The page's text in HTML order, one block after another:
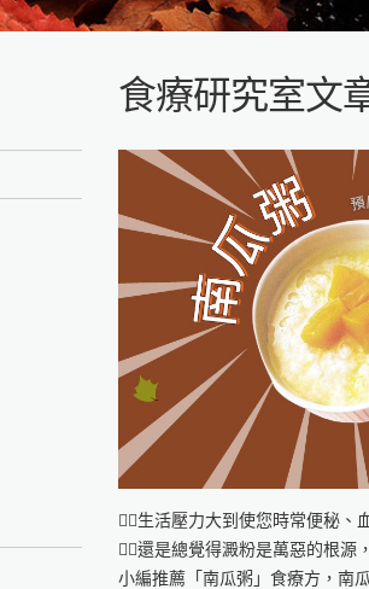
食療研究室文
🤦‍♀️生活壓力大到使您時常便秘、
🤦‍♂️還是總覺得澱粉是萬惡的根源
小編推薦「南瓜粥」食療方，南